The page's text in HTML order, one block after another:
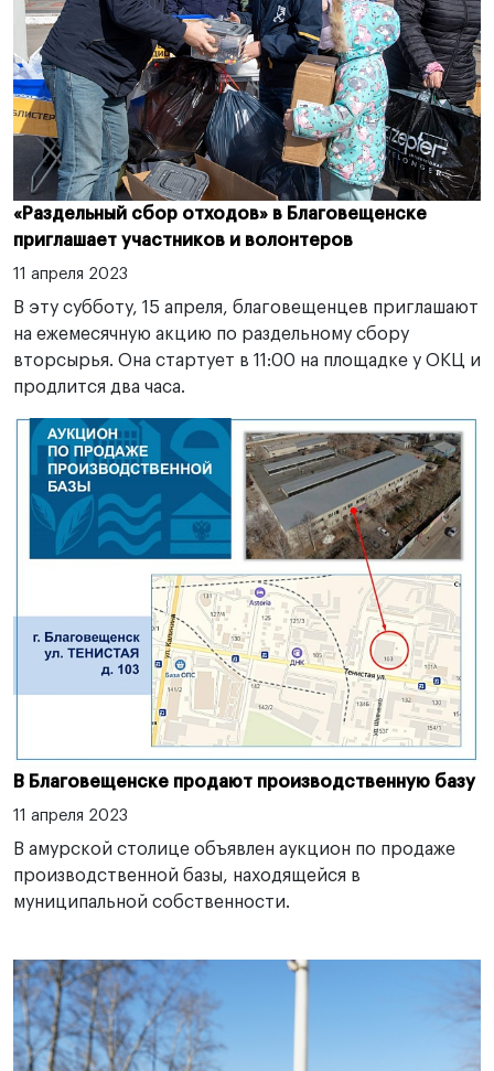
«Раздельный сбор отходов» в Благовещенске
приглашает участников и волонтеров
11 апреля 2023
В эту субботу, 15 апреля, благовещенцев приглашают
на ежемесячную акцию по раздельному сбору
вторсырья. Она стартует в 11:00 на площадке у ОКЦ и
продлится два часа.
В Благовещенске продают производственную базу
11 апреля 2023
В амурской столице объявлен аукцион по продаже
производственной базы, находящейся в
муниципальной собственности.